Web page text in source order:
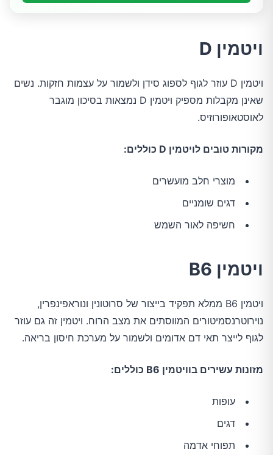
ויטמין D
ויטמין D עוזר לגוף לספוג סידן ולשמור על עצמות חזקות. נשים
שאינן מקבלות מספיק ויטמין D נמצאות בסיכון מוגבר
לאוסטאופורוזיס.
מקורות טובים לויטמין D כוללים:
מוצרי חלב מועשרים
דגים שומניים
חשיפה לאור השמש
ויטמין B6
ויטמין B6 ממלא תפקיד בייצור של סרוטונין ונוראפינפרין,
נוירוטרנסמיטורים המווסתים את מצב הרוח. ויטמין זה גם עוזר
לגוף לייצר תאי דם אדומים ולשמור על מערכת חיסון בריאה.
מזונות עשירים בוויטמין B6 כוללים:
עופות
דגים
תפוחי אדמה